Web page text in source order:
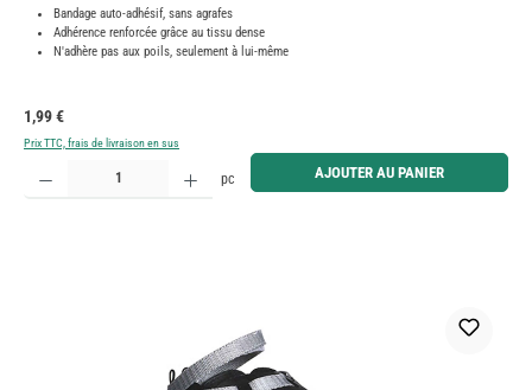
Bandage auto-adhésif, sans agrafes
Adhérence renforcée grâce au tissu dense
N'adhère pas aux poils, seulement à lui-même
Prix régulier :
1,99 €
Prix TTC, frais de livraison en sus
Quantité de produit : Entrez la quantité souhaitée ou utilisez les boutons pour augmenter ou
pc AJOUTER AU PANIER